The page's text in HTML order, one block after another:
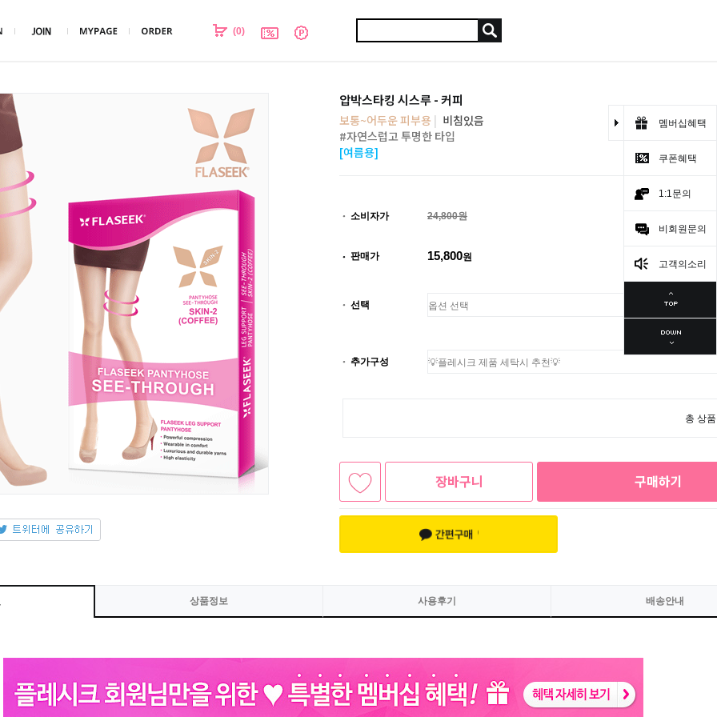
(0)
멤버십혜택
쿠폰혜택
1:1문의
비회원문의
고객의소리
압박스타킹 시스루 - 커피
보통~어두운 피부용 | 비침있음
#자연스럽고 투명한 타입
[여름용]
소비자가 24,800원
판매가 15,800원
선택
추가구성
총 상품
장바구니 구매하기
상품정보 사용후기 배송안내